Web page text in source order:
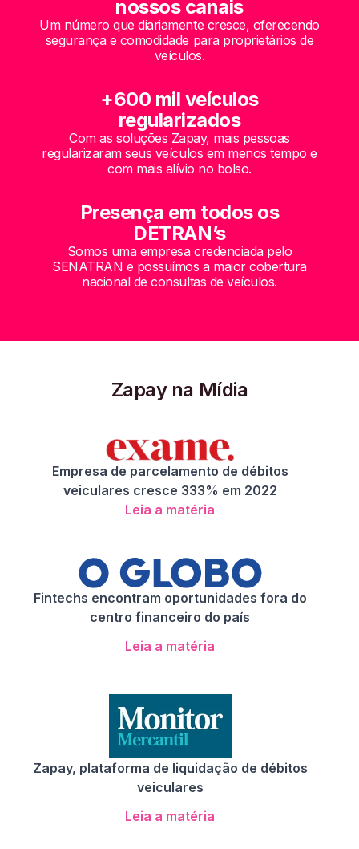
nossos canais
Um número que diariamente cresce, oferecendo
segurança e comodidade para proprietários de
veículos.
+600 mil veículos
regularizados
Com as soluções Zapay, mais pessoas
regularizaram seus veículos em menos tempo e
com mais alívio no bolso.
Presença em todos os
DETRAN’s
Somos uma empresa credenciada pelo
SENATRAN e possuímos a maior cobertura
nacional de consultas de veículos.
Zapay na Mídia
Empresa de parcelamento de débitos
veiculares cresce 333% em 2022
Leia a matéria
Fintechs encontram oportunidades fora do
centro financeiro do país
Leia a matéria
Zapay, plataforma de liquidação de débitos
veiculares
Leia a matéria